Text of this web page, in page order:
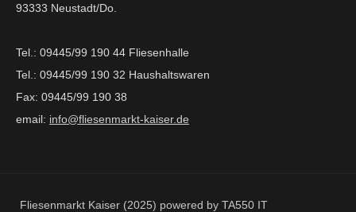
93333 Neustadt/Do.
Tel.: 09445/99 190 44 Fliesenhalle
Tel.: 09445/99 190 32 Haushaltswaren
Fax: 09445/99 190 38
email: info@fliesenmarkt-kaiser.de
Fliesenmarkt Kaiser (2025) powered by TA550 IT